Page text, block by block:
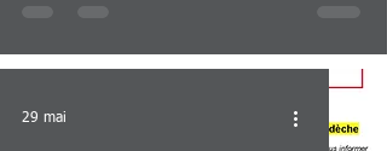
29 mai